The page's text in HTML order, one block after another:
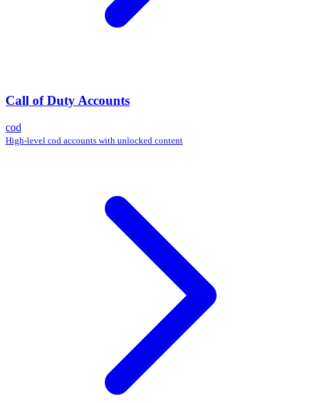
Call of Duty Accounts
cod
High-level cod accounts with unlocked content